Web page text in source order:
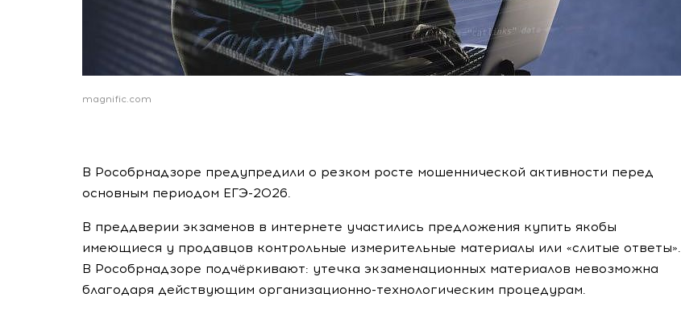
magnific.com
В Рособрнадзоре предупредили о резком росте мошеннической активности перед
основным периодом ЕГЭ-2026.
В преддверии экзаменов в интернете участились предложения купить якобы
имеющиеся у продавцов контрольные измерительные материалы или «слитые ответы».
В Рособрнадзоре подчёркивают: утечка экзаменационных материалов невозможна
благодаря действующим организационно-технологическим процедурам.